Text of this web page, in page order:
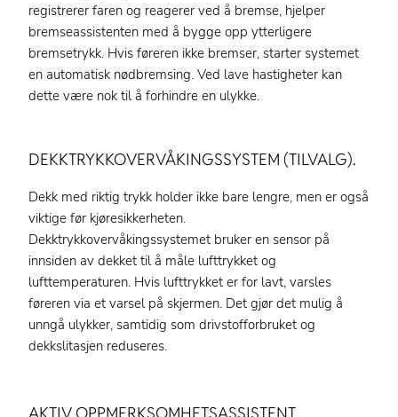
registrerer faren og reagerer ved å bremse, hjelper
bremseassistenten med å bygge opp ytterligere
bremsetrykk. Hvis føreren ikke bremser, starter systemet
en automatisk nødbremsing. Ved lave hastigheter kan
dette være nok til å forhindre en ulykke.
DEKKTRYKKOVERVÅKINGSSYSTEM (TILVALG).
Dekk med riktig trykk holder ikke bare lengre, men er også
viktige før kjøresikkerheten.
Dekktrykkovervåkingssystemet bruker en sensor på
innsiden av dekket til å måle lufttrykket og
lufttemperaturen. Hvis lufttrykket er for lavt, varsles
føreren via et varsel på skjermen. Det gjør det mulig å
unngå ulykker, samtidig som drivstofforbruket og
dekkslitasjen reduseres.
AKTIV OPPMERKSOMHETSASSISTENT